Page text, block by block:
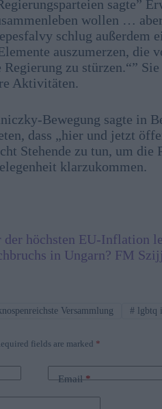
sagte”
wollen …
schlug
auszumerzen, die
zu stürzen.“”
Aktivitäten.
Bewegung sagte in
dass „hier und jetzt
Stehende zu tun, um
klarzukommen.
höchsten EU-Inflation
in Ungarn? FM
knospenreichste Versammlung # lgbtq
fields are marked *
Email*